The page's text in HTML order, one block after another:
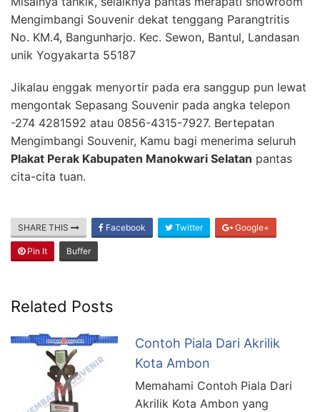
Mengimbangi Souvenir dekat tenggang Parangtritis
No. KM.4, Bangunharjo. Kec. Sewon, Bantul, Landasan
unik Yogyakarta 55187
Jikalau enggak menyortir pada era sanggup pun lewat
mengontak Sepasang Souvenir pada angka telepon
-274 4281592 atau 0856-4315-7927. Bertepatan
Mengimbangi Souvenir, Kamu bagi menerima seluruh
Plakat Perak Kabupaten Manokwari Selatan pantas
cita-cita tuan.
SHARE THIS Facebook Twitter Google+
Pin It Buffer
Related Posts
Contoh Piala Dari Akrilik
Kota Ambon
Memahami Contoh Piala Dari
Akrilik Kota Ambon yang